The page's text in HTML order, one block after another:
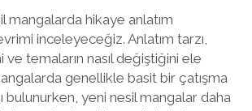
mangalarda hikaye anlatım
inceleyeceğiz. Anlatım tarzı,
temaların nasıl değiştiğini ele
genellikle basit bir çatışma
bulunurken, yeni nesil mangalar daha